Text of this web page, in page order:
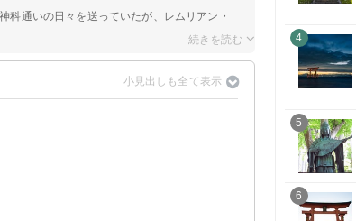
科通いの日々を送っていたが、レムリアン・
4
5
6